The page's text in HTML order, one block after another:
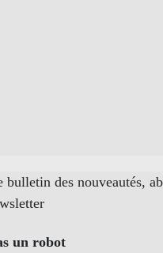
bulletin des nouveautés,
un robot